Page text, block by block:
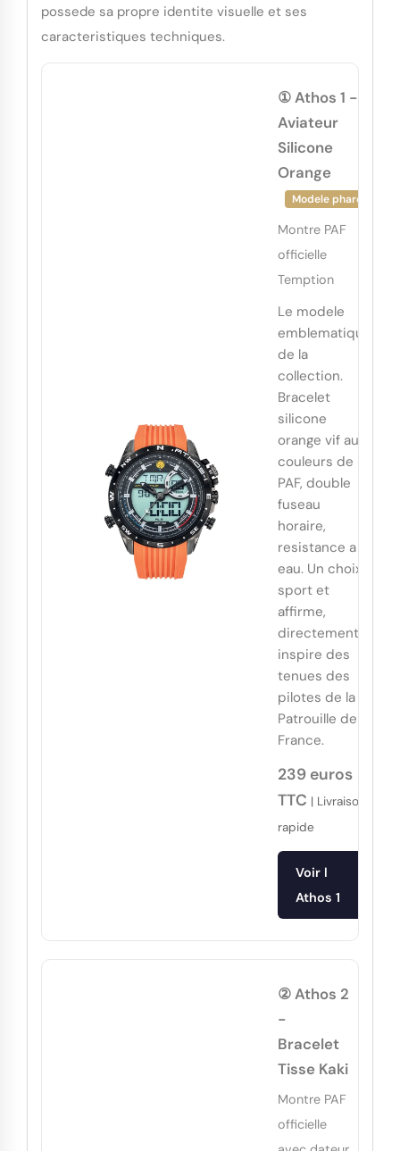
possede sa propre identite visuelle et ses
caracteristiques techniques.
① Athos 1 -
Aviateur
Silicone
Orange
Modele phare
Montre PAF
officielle
Temption
Le modele
emblematique
de la
collection.
Bracelet
silicone
orange vif aux
couleurs de la
PAF, double
fuseau
horaire,
resistance a l
eau. Un choix
sport et
affirme,
directement
inspire des
tenues des
pilotes de la
Patrouille de
France.
239 euros
TTC | Livraison
rapide
Voir l
Athos 1
② Athos 2
-
Bracelet
Tisse Kaki
Montre PAF
officielle